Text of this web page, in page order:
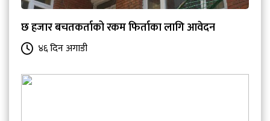
छ हजार बचतकर्ताको रकम फिर्ताका लागि आवेदन
४६ दिन अगाडी